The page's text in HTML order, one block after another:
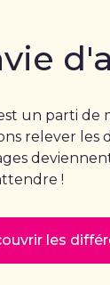
un parti de
relever les
!
les